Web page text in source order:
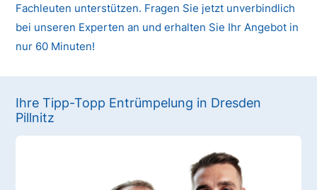
Fachleuten unterstützen. Fragen Sie jetzt unverbindlich
bei unseren Experten an und erhalten Sie Ihr Angebot in
nur 60 Minuten!
Ihre Tipp-Topp Entrümpelung in Dresden
Pillnitz